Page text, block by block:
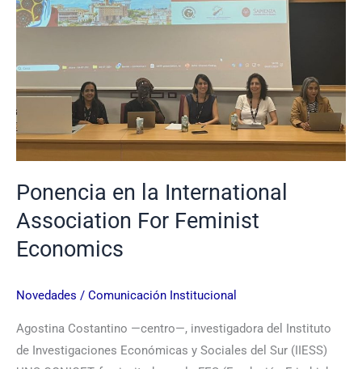
Ponencia en la International
Association For Feminist
Economics
Novedades / Comunicación Institucional
Agostina Costantino —centro—, investigadora del Instituto
de Investigaciones Económicas y Sociales del Sur (IIESS)
International
Economics